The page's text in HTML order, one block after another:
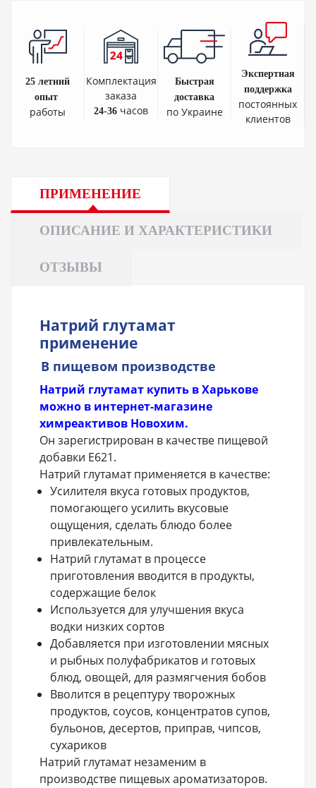
25 летний
опыт
работы
Комплектация
заказа
24-36 часов
Быстрая
доставка
по Украине
Экспертная
поддержка
постоянных
клиентов
ПРИМЕНЕНИЕ
ОПИСАНИЕ И ХАРАКТЕРИСТИКИ
ОТЗЫВЫ
Натрий глутамат
применение
В пищевом производстве
Натрий глутамат купить в Харькове
можно в интернет-магазине
химреактивов Новохим.
Он зарегистрирован в качестве пищевой
добавки Е621.
Натрий глутамат применяется в качестве:
Усилителя вкуса готовых продуктов,
помогающего усилить вкусовые
ощущения, сделать блюдо более
привлекательным.
Натрий глутамат в процессе
приготовления вводится в продукты,
содержащие белок
Используется для улучшения вкуса
водки низких сортов
Добавляется при изготовлении мясных
и рыбных полуфабрикатов и готовых
блюд, овощей, для размягчения бобов
Вволится в рецептуру творожных
продуктов, соусов, концентратов супов,
бульонов, десертов, приправ, чипсов,
сухариков
Натрий глутамат незаменим в
производстве пищевых ароматизаторов.